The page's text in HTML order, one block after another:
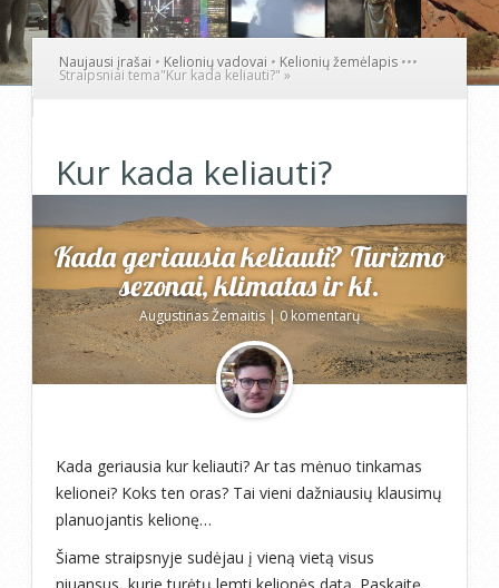
Naujausi įrašai • Kelionių vadovai • Kelionių žemėlapis •••
Straipsniai tema"Kur kada keliauti?" »
Kur kada keliauti?
Kada geriausia keliauti? Turizmo
sezonai, klimatas ir kt.
Augustinas Žemaitis|0 komentarų
Kada geriausia kur keliauti? Ar tas mėnuo tinkamas
kelionei? Koks ten oras? Tai vieni dažniausių klausimų
planuojantis kelionę…
Šiame straipsnyje sudėjau į vieną vietą visus